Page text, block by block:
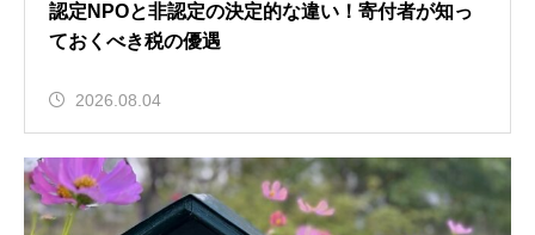
認定NPOと非認定の決定的な違い！寄付者が知っ
ておくべき税の優遇
2026.08.04